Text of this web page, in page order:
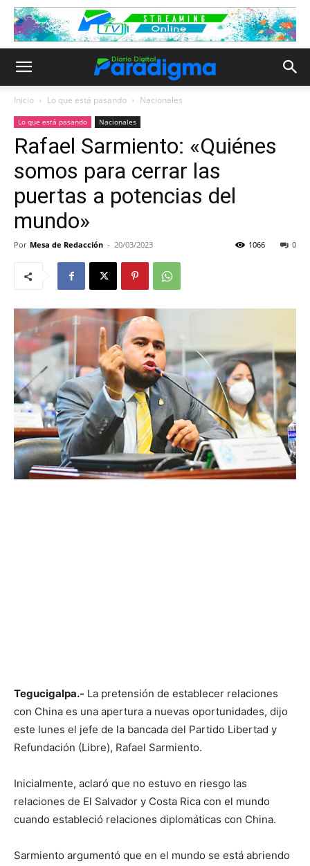
Inicio Lo que está pasando Nacionales
Lo que está pasando Nacionales
Rafael Sarmiento: «Quiénes
somos para cerrar las
puertas a potencias del
mundo»
Por Mesa de Redacción - 20/03/2023 0
1066
Tegucigalpa.- La pretensión de establecer relaciones
con China es una apertura a nuevas oportunidades, dijo
este lunes el jefe de la bancada del Partido Libertad y
Refundación (Libre), Rafael Sarmiento.
Inicialmente, aclaró que no estuvo en riesgo las
relaciones de El Salvador y Costa Rica con el mundo
cuando estableció relaciones diplomáticas con China.
Sarmiento argumentó que en el mundo se está abriendo